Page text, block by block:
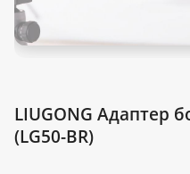
LIUGONG Адаптер
(LG50-BR)